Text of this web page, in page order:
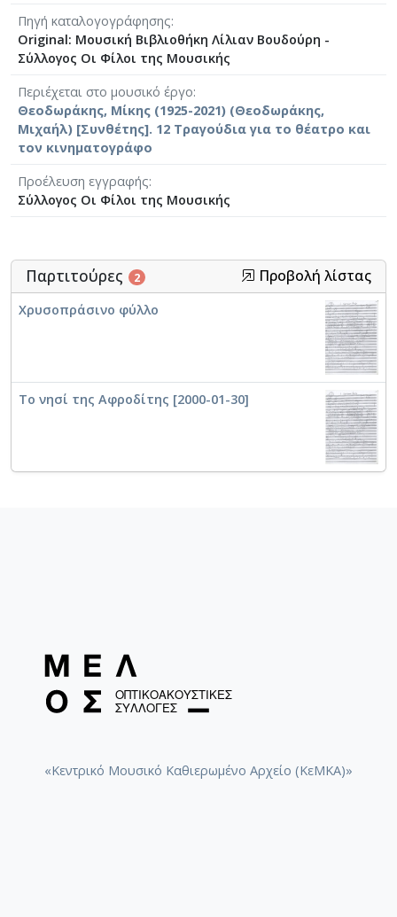
Πηγή καταλογογράφησης
Original: Μουσική Βιβλιοθήκη Λίλιαν Βουδούρη -
Σύλλογος Οι Φίλοι της Μουσικής
Περιέχεται στο μουσικό έργο
Θεοδωράκης, Μίκης (1925-2021) (Θεοδωράκης,
Μιχαήλ) [Συνθέτης]. 12 Τραγούδια για το θέατρο και
τον κινηματογράφο
Προέλευση εγγραφής
Σύλλογος Οι Φίλοι της Μουσικής
Παρτιτούρες 2 Προβολή λίστας
Χρυσοπράσινο φύλλο
Το νησί της Αφροδίτης [2000-01-30]
«Κεντρικό Μουσικό Καθιερωμένο Αρχείο (ΚεΜΚΑ)»